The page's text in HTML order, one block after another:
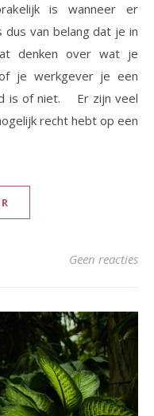
is wanneer er
van belang dat je in
denken over wat je
je werkgever je een
is of niet. Er zijn veel
recht hebt op een
Geen reacties